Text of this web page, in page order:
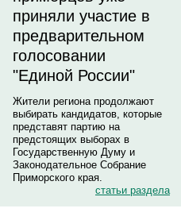
приняли участие в
предварительном
голосовании
"Единой России"
Жители региона продолжают
выбирать кандидатов, которые
представят партию на
предстоящих выборах в
Государственную Думу и
Законодательное Собрание
Приморского края.
статьи раздела